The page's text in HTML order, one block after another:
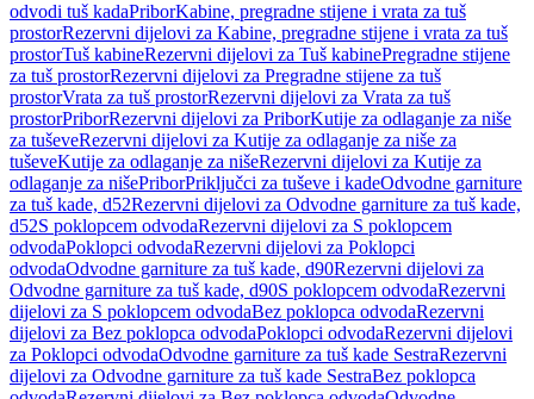
odvodi tuš kadaPriborKabine, pregradne stijene i vrata za tuš
prostorRezervni dijelovi za Kabine, pregradne stijene i vrata za tuš
prostorTuš kabineRezervni dijelovi za Tuš kabinePregradne stijene
za tuš prostorRezervni dijelovi za Pregradne stijene za tuš
prostorVrata za tuš prostorRezervni dijelovi za Vrata za tuš
prostorPriborRezervni dijelovi za PriborKutije za odlaganje za niše
za tuševeRezervni dijelovi za Kutije za odlaganje za niše za
tuševeKutije za odlaganje za nišeRezervni dijelovi za Kutije za
odlaganje za nišePriborPriključci za tuševe i kadeOdvodne garniture
za tuš kade, d52Rezervni dijelovi za Odvodne garniture za tuš kade,
d52S poklopcem odvodaRezervni dijelovi za S poklopcem
odvodaPoklopci odvodaRezervni dijelovi za Poklopci
odvodaOdvodne garniture za tuš kade, d90Rezervni dijelovi za
Odvodne garniture za tuš kade, d90S poklopcem odvodaRezervni
dijelovi za S poklopcem odvodaBez poklopca odvodaRezervni
dijelovi za Bez poklopca odvodaPoklopci odvodaRezervni dijelovi
za Poklopci odvodaOdvodne garniture za tuš kade SestraRezervni
dijelovi za Odvodne garniture za tuš kade SestraBez poklopca